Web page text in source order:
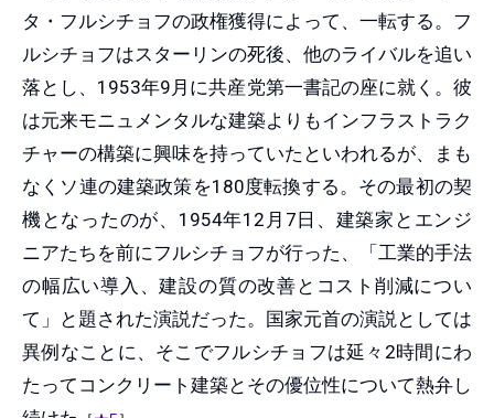
タ・フルシチョフの政権獲得によって、一転する。フ
ルシチョフはスターリンの死後、他のライバルを追い
落とし、1953年9月に共産党第一書記の座に就く。彼
は元来モニュメンタルな建築よりもインフラストラク
チャーの構築に興味を持っていたといわれるが、まも
なくソ連の建築政策を180度転換する。その最初の契
機となったのが、1954年12月7日、建築家とエンジ
ニアたちを前にフルシチョフが行った、「工業的手法
の幅広い導入、建設の質の改善とコスト削減につい
て」と題された演説だった。国家元首の演説としては
異例なことに、そこでフルシチョフは延々2時間にわ
たってコンクリート建築とその優位性について熱弁し